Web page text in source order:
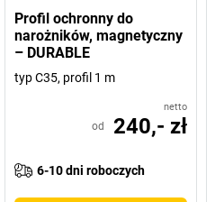
Profil ochronny do
narożników, magnetyczny
– DURABLE
typ C35, profil 1 m
netto
od 240,- zł
6-10 dni roboczych